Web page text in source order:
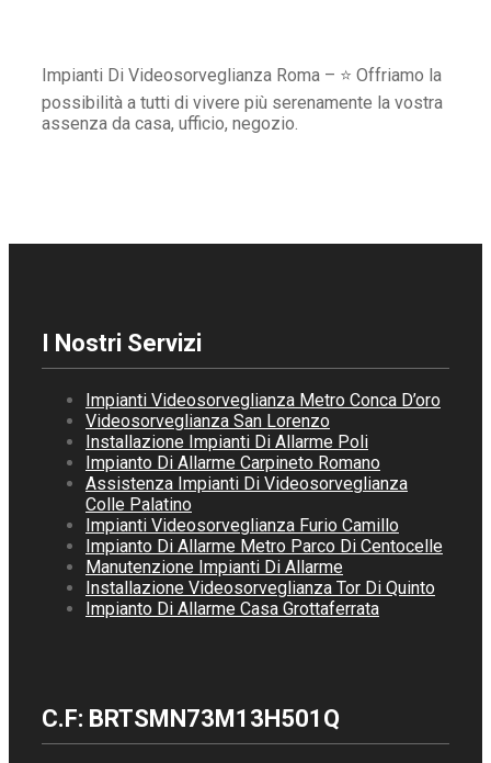
Impianti Di Videosorveglianza Roma – ⭐ Offriamo la
possibilità a tutti di vivere più serenamente la vostra
assenza da casa, ufficio, negozio.
I Nostri Servizi
Impianti Videosorveglianza Metro Conca D’oro
Videosorveglianza San Lorenzo
Installazione Impianti Di Allarme Poli
Impianto Di Allarme Carpineto Romano
Assistenza Impianti Di Videosorveglianza
Colle Palatino
Impianti Videosorveglianza Furio Camillo
Impianto Di Allarme Metro Parco Di Centocelle
Manutenzione Impianti Di Allarme
Installazione Videosorveglianza Tor Di Quinto
Impianto Di Allarme Casa Grottaferrata
C.F: BRTSMN73M13H501Q